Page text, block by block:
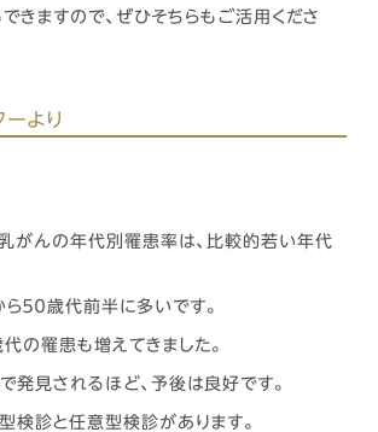
きますので、ぜひそちらもご活用くださ
より
がんの年代別罹患率は、比較的若い年代
５０歳代前半に多いです。
代の罹患も増えてきました。
発見されるほど、予後は良好です。
検診と任意型検診があります。